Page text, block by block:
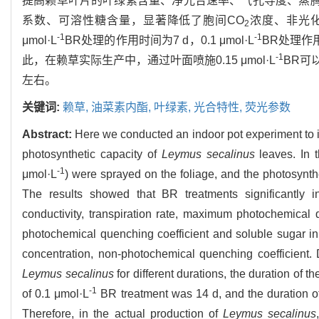
系数、可溶性糖含量，显著降低了胞间CO2 浓度、非光
μmol·L-1 BR处理的作用时间为7 d，0.1 μmol·L-1 BR处理作
此，在赖草实际生产中，通过叶面喷施0.15 μmol·L-1 BR可
左右。
关键词: 赖草, 油菜素内酯, 叶绿素, 光合特性, 荧光参数
Abstract: Here we conducted an indoor pot experiment
photosynthetic capacity of Leymus secalinusleaves. In
μmol·L-1 ) were sprayed on the foliage, and the
The results showed that BR treatments significantly
conductivity, transpiration rate, maximum
photochemical quenching coefficient and soluble sugar
concentration, non-photochemical quenching
Leymus secalinusfor different durations, the duration of
of 0.1 μmol·L-1
BR treatment was 14 d, and the duration
Therefore, in the actual production ofLeymus secalinus